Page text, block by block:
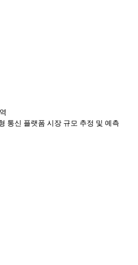
통신 플랫폼 시장 규모 추정 및 예측